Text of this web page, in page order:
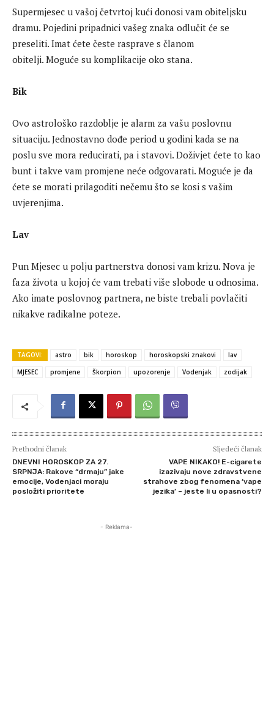
Supermjesec u vašoj četvrtoj kući donosi vam obiteljsku
dramu. Pojedini pripadnici vašeg znaka odlučit će se
preseliti. Imat ćete česte rasprave s članom
obitelji. Moguće su komplikacije oko stana.
Bik
Ovo astrološko razdoblje je alarm za vašu poslovnu
situaciju. Jednostavno dođe period u godini kada se na
poslu sve mora reducirati, pa i stavovi. Doživjet ćete to kao
bunt i takve vam promjene neće odgovarati. Moguće je da
ćete se morati prilagoditi nečemu što se kosi s vašim
uvjerenjima.
Lav
Pun Mjesec u polju partnerstva donosi vam krizu. Nova je
faza života u kojoj će vam trebati više slobode u odnosima.
Ako imate poslovnog partnera, ne biste trebali povlačiti
nikakve radikalne poteze.
TAGOVI: astro bik horoskop horoskopski znakovi
lav
MJESEC
promjene Škorpion upozorenje Vodenjak zodijak
Prethodni članak
DNEVNI HOROSKOP ZA 27.
SRPNJA: Rakove “drmaju” jake
emocije, Vodenjaci moraju
posložiti prioritete
Sljedeći članak
VAPE NIKAKO! E-cigarete
izazivaju nove zdravstvene
strahove zbog fenomena ‘vape
jezika’ – jeste li u opasnosti?
- Reklama-